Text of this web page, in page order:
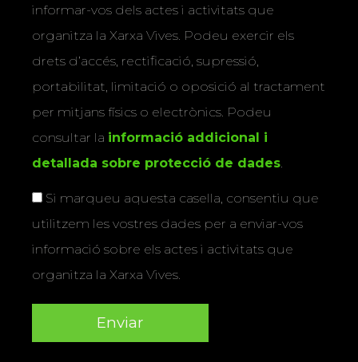
informar-vos dels actes i activitats que
organitza la Xarxa Vives. Podeu exercir els
drets d’accés, rectificació, supressió,
portabilitat, limitació o oposició al tractament
per mitjans físics o electrònics. Podeu
consultar la informació addicional i
detallada sobre protecció de dades.
Si marqueu aquesta casella, consentiu que
utilitzem les vostres dades per a enviar-vos
informació sobre els actes i activitats que
organitza la Xarxa Vives.